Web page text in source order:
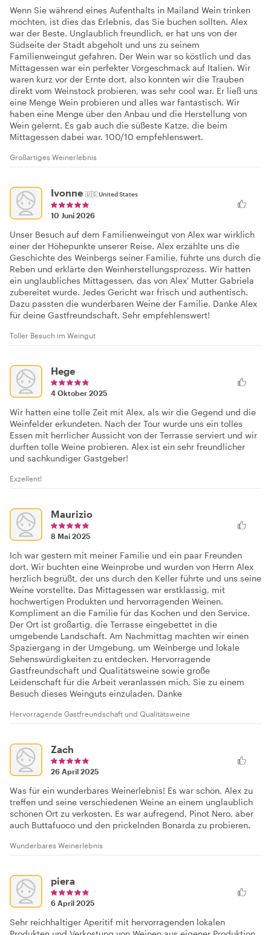
Wenn Sie während eines Aufenthalts in Mailand Wein trinken
möchten, ist dies das Erlebnis, das Sie buchen sollten. Alex
war der Beste. Unglaublich freundlich, er hat uns von der
Südseite der Stadt abgeholt und uns zu seinem
Familienweingut gefahren. Der Wein war so köstlich und das
Mittagessen war ein perfekter Vorgeschmack auf Italien. Wir
waren kurz vor der Ernte dort, also konnten wir die Trauben
direkt vom Weinstock probieren, was sehr cool war. Er ließ uns
eine Menge Wein probieren und alles war fantastisch. Wir
haben eine Menge über den Anbau und die Herstellung von
Wein gelernt. Es gab auch die süßeste Katze, die beim
Mittagessen dabei war. 100/10 empfehlenswert.
Großartiges Weinerlebnis
Ivonne 🇺🇸United States
10 Juni 2026
Unser Besuch auf dem Familienweingut von Alex war wirklich
einer der Höhepunkte unserer Reise. Alex erzählte uns die
Geschichte des Weinbergs seiner Familie, führte uns durch die
Reben und erklärte den Weinherstellungsprozess. Wir hatten
ein unglaubliches Mittagessen, das von Alex' Mutter Gabriela
zubereitet wurde. Jedes Gericht war frisch und authentisch.
Dazu passten die wunderbaren Weine der Familie. Danke Alex
für deine Gastfreundschaft. Sehr empfehlenswert!
Toller Besuch im Weingut
Hege
4 Oktober 2025
Wir hatten eine tolle Zeit mit Alex, als wir die Gegend und die
Weinfelder erkundeten. Nach der Tour wurde uns ein tolles
Essen mit herrlicher Aussicht von der Terrasse serviert und wir
durften tolle Weine probieren. Alex ist ein sehr freundlicher
und sachkundiger Gastgeber!
Exzellent!
Maurizio
8 Mai 2025
Ich war gestern mit meiner Familie und ein paar Freunden
dort. Wir buchten eine Weinprobe und wurden von Herrn Alex
herzlich begrüßt, der uns durch den Keller führte und uns seine
Weine vorstellte. Das Mittagessen war erstklassig, mit
hochwertigen Produkten und hervorragenden Weinen.
Kompliment an die Familie für das Kochen und den Service.
Der Ort ist großartig, die Terrasse eingebettet in die
umgebende Landschaft. Am Nachmittag machten wir einen
Spaziergang in der Umgebung, um Weinberge und lokale
Sehenswürdigkeiten zu entdecken. Hervorragende
Gastfreundschaft und Qualitätsweine sowie große
Leidenschaft für die Arbeit veranlassen mich, Sie zu einem
Besuch dieses Weinguts einzuladen. Danke
Hervorragende Gastfreundschaft und Qualitätsweine
Zach
26 April 2025
Was für ein wunderbares Weinerlebnis! Es war schön, Alex zu
treffen und seine verschiedenen Weine an einem unglaublich
schönen Ort zu verkosten. Es war aufregend, Pinot Nero, aber
auch Buttafuoco und den prickelnden Bonarda zu probieren.
Wunderbares Weinerlebnis
piera
6 April 2025
Sehr reichhaltiger Aperitif mit hervorragenden lokalen